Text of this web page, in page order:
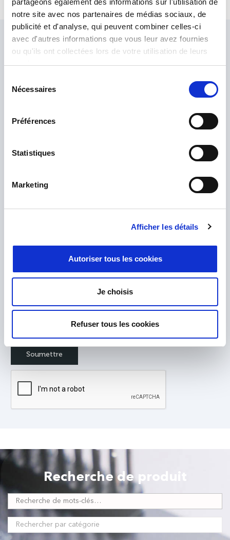
notre site avec nos partenaires de médias sociaux, de
publicité et d'analyse, qui peuvent combiner celles-ci
avec d'autres informations que vous leur avez fournies
ou qu'ils ont collectées lors de votre utilisation de leurs
services.
Nécessaires
Préférences
Statistiques
Marketing
Afficher les détails
Autoriser tous les cookies
Je choisis
Refuser tous les cookies
Demandez à nos experts
Notre équipe d'experts est là pour vous aider.
J'ai lu et j'accepte laPolitique de Confidentialité
Recherche de produit